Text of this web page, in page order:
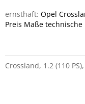
ernsthaft: Opel
Preis Maße technische
Crossland, 1.2 (110